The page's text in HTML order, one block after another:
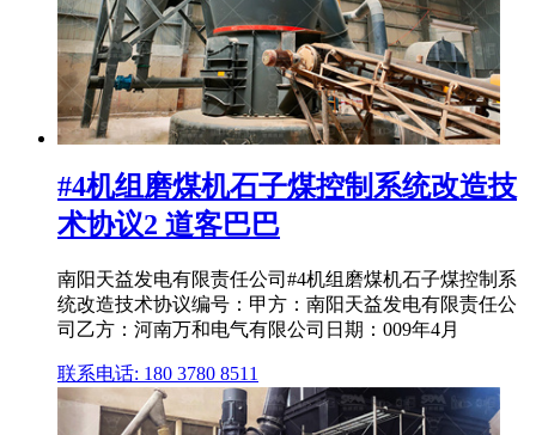
#4机组磨煤机石子煤控制系统改造技
术协议2 道客巴巴
南阳天益发电有限责任公司#4机组磨煤机石子煤控制系
统改造技术协议编号：甲方：南阳天益发电有限责任公
司乙方：河南万和电气有限公司日期：009年4月
联系电话: 180 3780 8511